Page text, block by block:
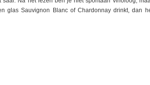
glas Sauvignon Blanc of Chardonnay drinkt, dan